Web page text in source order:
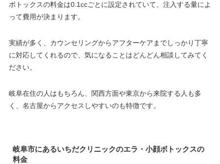
ボトックスの料金は0.1ccごとに設定されていて、注入する量によ
って費用が決まります。
実績が多く、カウンセリングからアフターケアまでしっかり丁寧
に対応してくれるので、気になることはどんどん相談してみてく
ださい。
岐阜在住の人はもちろん、関西方面や東京から来院する人も多
く、名古屋からアクセスしやすいのも特徴です。
岐阜市にあるいちだクリニックのエラ・小顔ボトックスの
料金